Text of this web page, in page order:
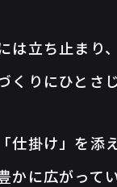
は立ち止まり、
くりにひとさ
仕掛け」を添え
かに広がってい